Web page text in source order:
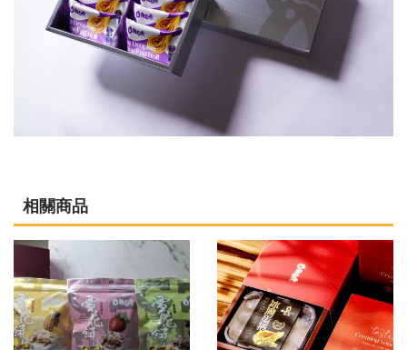
相關商品